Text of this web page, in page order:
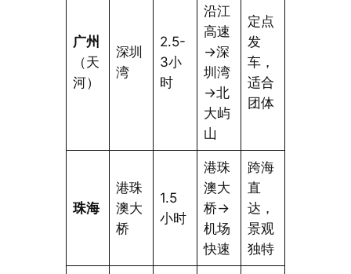
广州
（天
河）
深圳
湾
2.5-
3小
时
沿江
高速
→深
圳湾
→北
大屿
山
定点
发
车，
适合
团体
珠海
港珠
澳大
桥
1.5
小时
港珠
澳大
桥→
机场
快速
跨海
直
达，
景观
独特